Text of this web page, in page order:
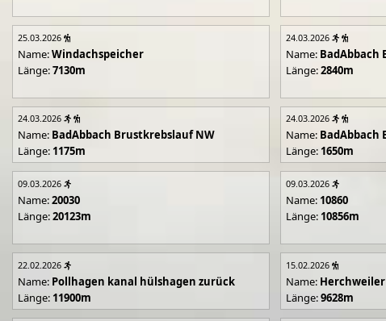
25.03.2026
Name:Windachspeicher
Länge:7130m
24.03.2026
Name: BadAbbach
Länge:2840m
24.03.2026
Name: BadAbbach Brustkrebslauf NW
Länge: 1175m
24.03.2026
Name: BadAbbach
Länge: 1650m
09.03.2026
Name:20030
Länge:20123m
09.03.2026
Name: 10860
Länge: 10856m
22.02.2026
Name: Pollhagen kanal hülshagen zurück
Länge: 11900m
15.02.2026
Name:
Länge:9628m